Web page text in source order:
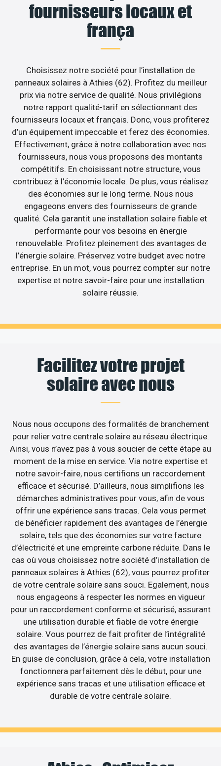
fournisseurs locaux et
frança
Choisissez notre société pour l’installation de
panneaux solaires à Athies (62). Profitez du meilleur
prix via notre service de qualité. Nous privilégions
notre rapport qualité-tarif en sélectionnant des
fournisseurs locaux et français. Donc, vous profiterez
d’un équipement impeccable et ferez des économies.
Effectivement, grâce à notre collaboration avec nos
fournisseurs, nous vous proposons des montants
compétitifs. En choisissant notre structure, vous
contribuez à l’économie locale. De plus, vous réalisez
des économies sur le long terme. Nous nous
engageons envers des fournisseurs de grande
qualité. Cela garantit une installation solaire fiable et
performante pour vos besoins en énergie
renouvelable. Profitez pleinement des avantages de
l’énergie solaire. Préservez votre budget avec notre
entreprise. En un mot, vous pourrez compter sur notre
expertise et notre savoir-faire pour une installation
solaire réussie.
Facilitez votre projet
solaire avec nous
Nous nous occupons des formalités de branchement
pour relier votre centrale solaire au réseau électrique.
Ainsi, vous n’avez pas à vous soucier de cette étape au
moment de la mise en service. Via notre expertise et
notre savoir-faire, nous certifions un raccordement
efficace et sécurisé. D’ailleurs, nous simplifions les
démarches administratives pour vous, afin de vous
offrir une expérience sans tracas. Cela vous permet
de bénéficier rapidement des avantages de l’énergie
solaire, tels que des économies sur votre facture
d’électricité et une empreinte carbone réduite. Dans le
cas où vous choisissez notre société d’installation de
panneaux solaires à Athies (62), vous pourrez profiter
de votre centrale solaire sans souci. Egalement, nous
nous engageons à respecter les normes en vigueur
pour un raccordement conforme et sécurisé, assurant
une utilisation durable et fiable de votre énergie
solaire. Vous pourrez de fait profiter de l’intégralité
des avantages de l’énergie solaire sans aucun souci.
En guise de conclusion, grâce à cela, votre installation
fonctionnera parfaitement dès le début, pour une
expérience sans tracas et une utilisation efficace et
durable de votre centrale solaire.